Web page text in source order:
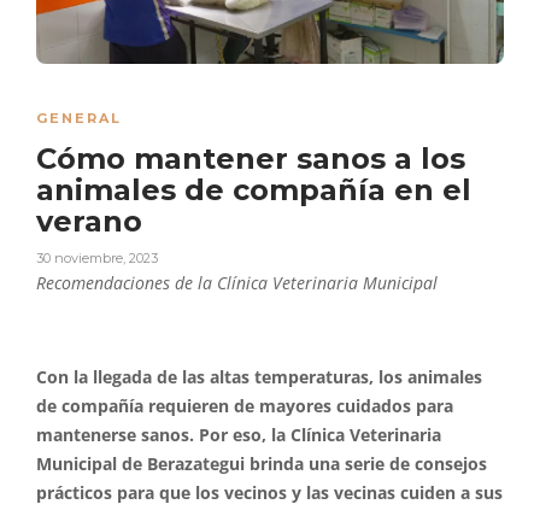
GENERAL
Cómo mantener sanos a los
animales de compañía en el
verano
30 noviembre, 2023
Recomendaciones de la Clínica Veterinaria Municipal
Con la llegada de las altas temperaturas, los animales
de compañía requieren de mayores cuidados para
mantenerse sanos. Por eso, la Clínica Veterinaria
Municipal de Berazategui brinda una serie de consejos
prácticos para que los vecinos y las vecinas cuiden a sus